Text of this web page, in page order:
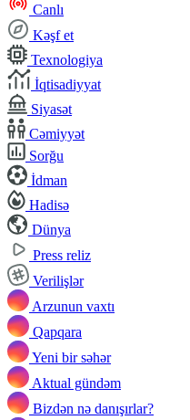
Canlı
Kəşf et
Texnologiya
İqtisadiyyat
Siyasət
Cəmiyyət
Sorğu
İdman
Hadisə
Dünya
Press reliz
Verilişlər
Arzunun vaxtı
Qapqara
Yeni bir səhər
Aktual gündəm
Bizdən nə danışırlar?